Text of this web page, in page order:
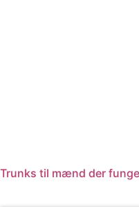
Trunks til mænd der